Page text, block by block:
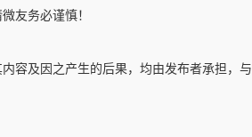
友务必谨慎！
容及因之产生的后果，均由发布者承担，与